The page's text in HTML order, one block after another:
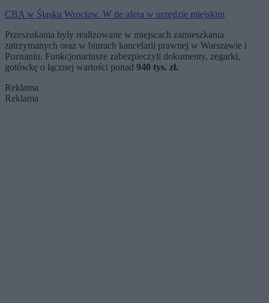
CBA w Śląsku Wrocław. W tle afera w urzędzie miejskim
Przeszukania były realizowane w miejscach zamieszkania
zatrzymanych oraz w biurach kancelarii prawnej w Warszawie i
Poznaniu. Funkcjonariusze zabezpieczyli dokumenty, zegarki,
gotówkę o łącznej wartości ponad 940 tys. zł.
Reklama
Reklama